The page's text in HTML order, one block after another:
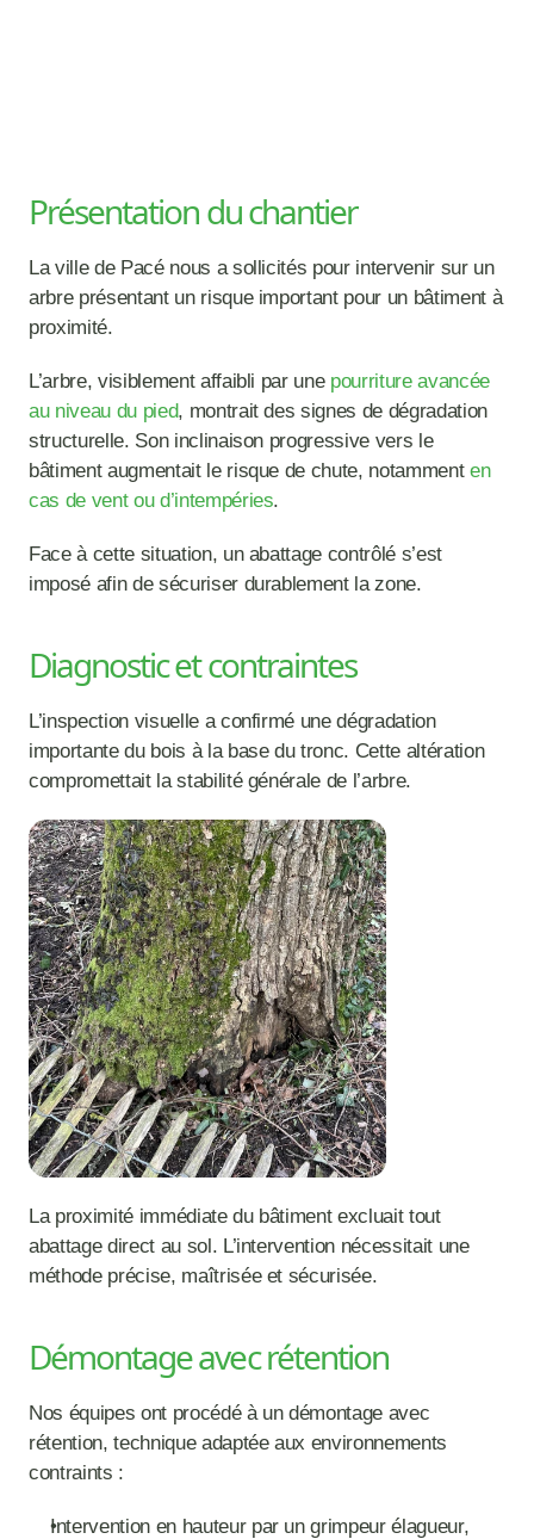
Présentation du chantier
La ville de Pacé nous a sollicités pour intervenir sur un
arbre présentant un risque important pour un bâtiment à
proximité.
L’arbre, visiblement affaibli par une pourriture avancée
au niveau du pied, montrait des signes de dégradation
structurelle. Son inclinaison progressive vers le
bâtiment augmentait le risque de chute, notamment en
cas de vent ou d’intempéries.
Face à cette situation, un abattage contrôlé s’est
imposé afin de sécuriser durablement la zone.
Diagnostic et contraintes
L’inspection visuelle a confirmé une dégradation
importante du bois à la base du tronc. Cette altération
compromettait la stabilité générale de l’arbre.
La proximité immédiate du bâtiment excluait tout
abattage direct au sol. L’intervention nécessitait une
méthode précise, maîtrisée et sécurisée.
Démontage avec rétention
Nos équipes ont procédé à un démontage avec
rétention, technique adaptée aux environnements
contraints :
Intervention en hauteur par un grimpeur élagueur,